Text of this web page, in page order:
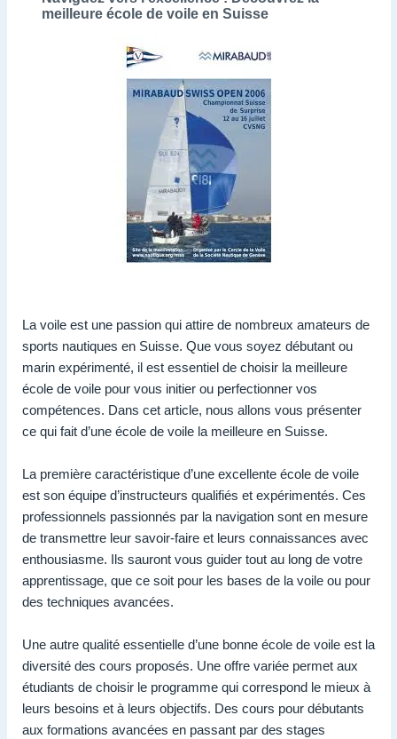
meilleure école de voile en Suisse
La voile est une passion qui attire de nombreux amateurs de
sports nautiques en Suisse. Que vous soyez débutant ou
marin expérimenté, il est essentiel de choisir la meilleure
école de voile pour vous initier ou perfectionner vos
compétences. Dans cet article, nous allons vous présenter
ce qui fait d’une école de voile la meilleure en Suisse.
La première caractéristique d’une excellente école de voile
est son équipe d’instructeurs qualifiés et expérimentés. Ces
professionnels passionnés par la navigation sont en mesure
de transmettre leur savoir-faire et leurs connaissances avec
enthousiasme. Ils sauront vous guider tout au long de votre
apprentissage, que ce soit pour les bases de la voile ou pour
des techniques avancées.
Une autre qualité essentielle d’une bonne école de voile est la
diversité des cours proposés. Une offre variée permet aux
étudiants de choisir le programme qui correspond le mieux à
leurs besoins et à leurs objectifs. Des cours pour débutants
aux formations avancées en passant par des stages